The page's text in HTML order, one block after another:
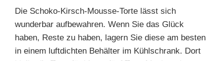
Die Schoko-Kirsch-Mousse-Torte lässt sich
wunderbar aufbewahren. Wenn Sie das Glück
haben, Reste zu haben, lagern Sie diese am besten
in einem luftdichten Behälter im Kühlschrank. Dort